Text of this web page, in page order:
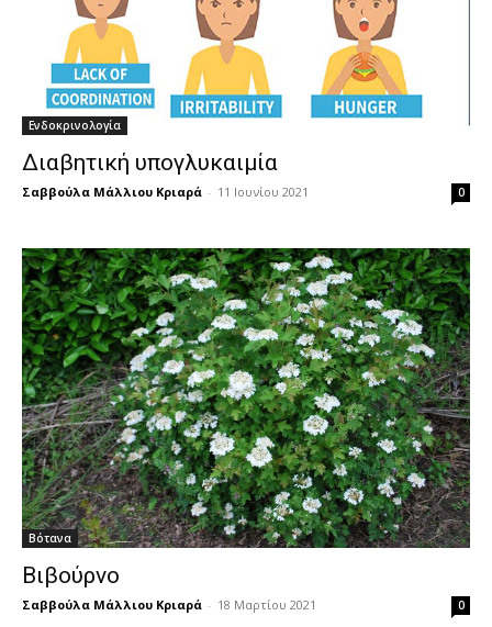
Ενδοκρινολογία
Διαβητική υπογλυκαιμία
Σαββούλα Μάλλιου Κριαρά - 11 Ιουνίου 2021 0
Βότανα
Βιβούρνο
Σαββούλα Μάλλιου Κριαρά - 18 Μαρτίου 2021 0